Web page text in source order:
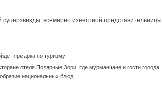
суперзвезды, всемирно известной представительницы
ярмарка по туризму
отеля Полярные Зори, где мурманчане и гости города
национальных блюд